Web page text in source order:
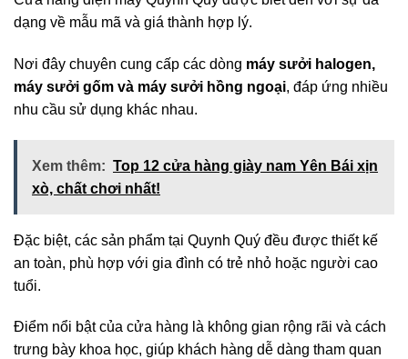
dạng về mẫu mã và giá thành hợp lý.
Nơi đây chuyên cung cấp các dòng máy sưởi halogen,
máy sưởi gốm và máy sưởi hồng ngoại, đáp ứng nhiều
nhu cầu sử dụng khác nhau.
Xem thêm: Top 12 cửa hàng giày nam Yên Bái xịn
xò, chất chơi nhất!
Đặc biệt, các sản phẩm tại Quynh Quý đều được thiết kế
an toàn, phù hợp với gia đình có trẻ nhỏ hoặc người cao
tuổi.
Điểm nổi bật của cửa hàng là không gian rộng rãi và cách
trưng bày khoa học, giúp khách hàng dễ dàng tham quan